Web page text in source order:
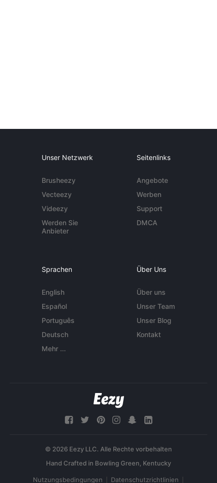
Unser Netzwerk
Brusheezy
Vecteezy
Videezy
Werden Sie
Anbieter
Seitenlinks
Angebote
Werben
Support
DMCA
Sprachen
English
Español
Português
Deutsch
Mehr ...
Über Uns
Über uns
Unser Team
Unser Blog
Kontakt
© 2026 Eezy LLC. Alle Rechte vorbehalten
Nutzungsbedingungen Datenschutzrichtlinien